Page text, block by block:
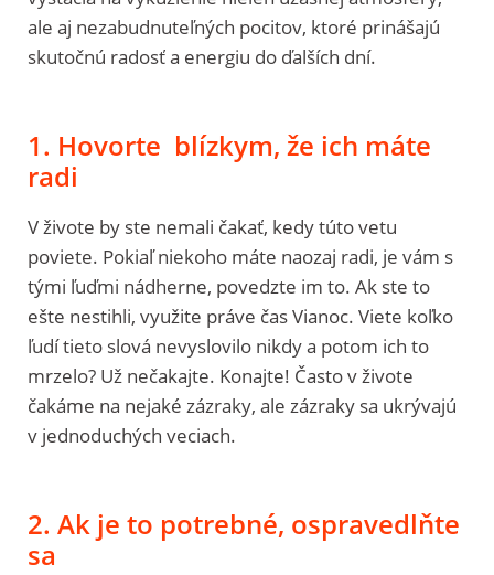
ale aj nezabudnuteľných pocitov, ktoré prinášajú
skutočnú radosť a energiu do ďalších dní.
1. Hovorte blízkym, že ich máte
radi
V živote by ste nemali čakať, kedy túto vetu
poviete. Pokiaľ niekoho máte naozaj radi, je vám s
tými ľuďmi nádherne, povedzte im to. Ak ste to
ešte nestihli, využite práve čas Vianoc. Viete koľko
ľudí tieto slová nevyslovilo nikdy a potom ich to
mrzelo? Už nečakajte. Konajte! Často v živote
čakáme na nejaké zázraky, ale zázraky sa ukrývajú
v jednoduchých veciach.
2. Ak je to potrebné, ospravedlňte
sa